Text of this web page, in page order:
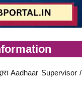
Aadhaar Supervisor /